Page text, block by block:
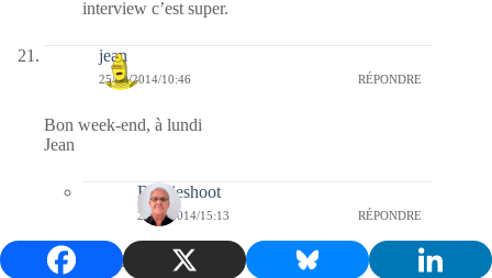
interview c’est super.
jean
25/10/2014/10:46 RÉPONDRE
Bon week-end, à lundi
Jean
Bernieshoot
25/10/2014/15:13 RÉPONDRE
quel livre vas tu lire ?